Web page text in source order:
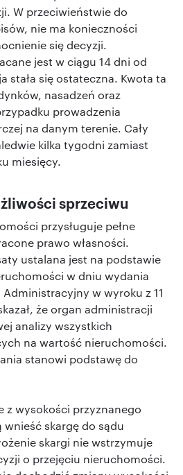
W przeciwieństwie do
nie ma konieczności
się decyzji.
jest w ciągu 14 dni od
stała się ostateczna. Kwota ta
nasadzeń oraz
prowadzenia
na danym terenie. Cały
kilka tygodni zamiast
miesięcy.
sprzeciwu
przysługuje pełne
prawo własności.
ustalana jest na podstawie
w dniu wydania
w wyroku z 11
że organ administracji
analizy wszystkich
na wartość nieruchomości.
stanowi podstawę do
z wysokości przyznanego
skargę do sądu
skargi nie wstrzymuje
o przejęciu nieruchomości.